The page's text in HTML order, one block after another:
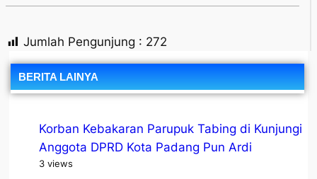
Jumlah Pengunjung : 272
BERITA LAINYA
Korban Kebakaran Parupuk Tabing di Kunjungi
Anggota DPRD Kota Padang Pun Ardi
3 views